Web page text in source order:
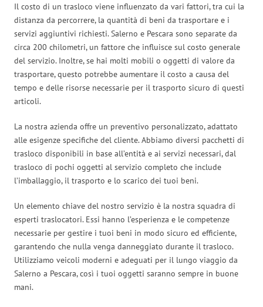
Il costo di un trasloco viene influenzato da vari fattori, tra cui la
distanza da percorrere, la quantità di beni da trasportare e i
servizi aggiuntivi richiesti. Salerno e Pescara sono separate da
circa 200 chilometri, un fattore che influisce sul costo generale
del servizio. Inoltre, se hai molti mobili o oggetti di valore da
trasportare, questo potrebbe aumentare il costo a causa del
tempo e delle risorse necessarie per il trasporto sicuro di questi
articoli.
La nostra azienda offre un preventivo personalizzato, adattato
alle esigenze specifiche del cliente. Abbiamo diversi pacchetti di
trasloco disponibili in base all’entità e ai servizi necessari, dal
trasloco di pochi oggetti al servizio completo che include
l’imballaggio, il trasporto e lo scarico dei tuoi beni.
Un elemento chiave del nostro servizio è la nostra squadra di
esperti traslocatori. Essi hanno l’esperienza e le competenze
necessarie per gestire i tuoi beni in modo sicuro ed efficiente,
garantendo che nulla venga danneggiato durante il trasloco.
Utilizziamo veicoli moderni e adeguati per il lungo viaggio da
Salerno a Pescara, così i tuoi oggetti saranno sempre in buone
mani.